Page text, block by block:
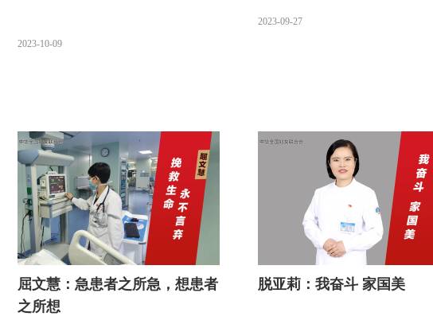
2023-10-09
2023-09-27
屈文慧：急患者之所急，想患者
之所想
脱亚莉：我奋斗 家国美